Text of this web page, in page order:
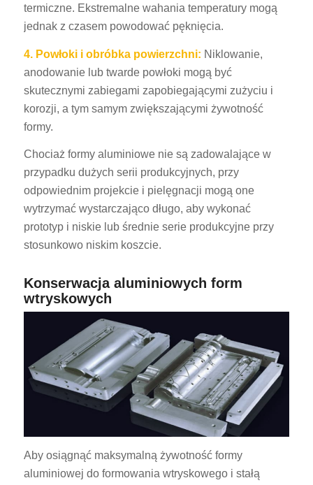
termiczne. Ekstremalne wahania temperatury mogą
jednak z czasem powodować pęknięcia.
4. Powłoki i obróbka powierzchni: Niklowanie,
anodowanie lub twarde powłoki mogą być
skutecznymi zabiegami zapobiegającymi zużyciu i
korozji, a tym samym zwiększającymi żywotność
formy.
Chociaż formy aluminiowe nie są zadowalające w
przypadku dużych serii produkcyjnych, przy
odpowiednim projekcie i pielęgnacji mogą one
wytrzymać wystarczająco długo, aby wykonać
prototyp i niskie lub średnie serie produkcyjne przy
stosunkowo niskim koszcie.
Konserwacja aluminiowych form
wtryskowych
Aby osiągnąć maksymalną żywotność formy
aluminiowej do formowania wtryskowego i stałą